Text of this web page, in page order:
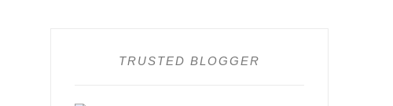
TRUSTED BLOGGER